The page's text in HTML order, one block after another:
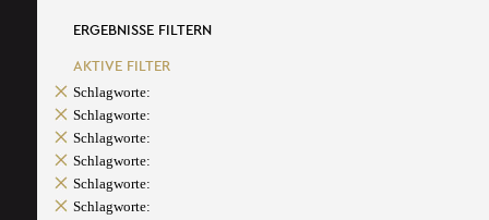
ERGEBNISSE FILTERN
AKTIVE FILTER
Schlagworte:
Schlagworte:
Schlagworte:
Schlagworte:
Schlagworte:
Schlagworte: